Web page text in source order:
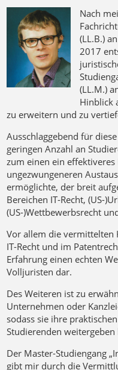
Nach
(LL.B.)
2017
(LL.M.)
Hinblick
zu erweitern und zu
Ausschlaggebend für
geringen Anzahl an
zum einen ein
ungezwungeneren
ermöglichte, der breit
Bereichen IT-Recht, (US-
(US-)Wettbewerbsrecht
Vor allem die vermittelten
IT-Recht und im
Erfahrung einen echten
Volljuristen dar.
Des Weiteren ist zu
Unternehmen oder
sodass sie ihre
Studierenden weitergeben
Der Master-Studiengang
gibt mir durch die